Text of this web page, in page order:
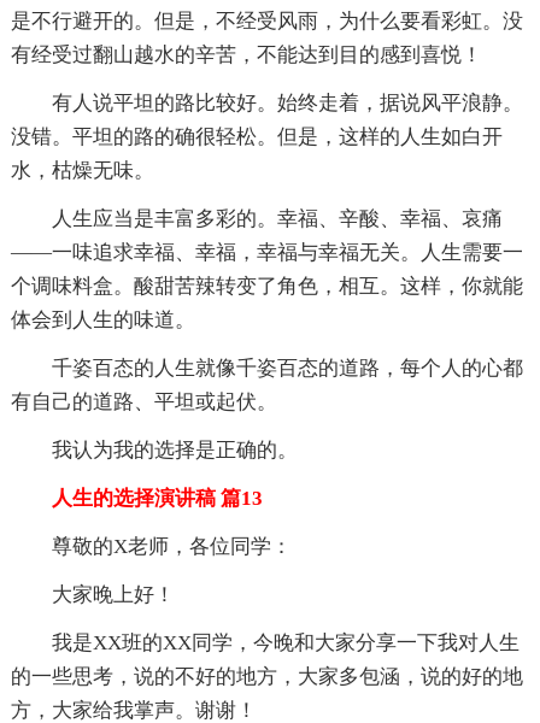
是不行避开的。但是，不经受风雨，为什么要看彩虹。没
有经受过翻山越水的辛苦，不能达到目的感到喜悦！
有人说平坦的路比较好。始终走着，据说风平浪静。
没错。平坦的路的确很轻松。但是，这样的人生如白开
水，枯燥无味。
人生应当是丰富多彩的。幸福、辛酸、幸福、哀痛
——一味追求幸福、幸福，幸福与幸福无关。人生需要一
个调味料盒。酸甜苦辣转变了角色，相互。这样，你就能
体会到人生的味道。
千姿百态的人生就像千姿百态的道路，每个人的心都
有自己的道路、平坦或起伏。
我认为我的选择是正确的。
人生的选择演讲稿 篇13
尊敬的X老师，各位同学：
大家晚上好！
我是XX班的XX同学，今晚和大家分享一下我对人生
的一些思考，说的不好的地方，大家多包涵，说的好的地
方，大家给我掌声。谢谢！